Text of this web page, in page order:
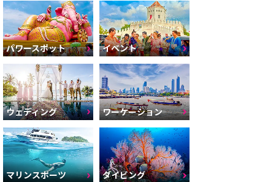
パワースポット イベント
ウェディング ワーケーション
マリンスポーツ ダイビング